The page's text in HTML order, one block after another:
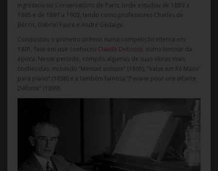
ingressou no Conservatório de Paris, onde estudou de 1889 a
1895 e de 1897 a 1903, tendo como professores Charles de
Bériot, Gabriel Fauré e André Gédalge.
Conquistou o primeiro prêmio numa competição interna em
1891, fase em que conheceu Claude Debussy, outro luminar da
época. Nesse período, compôs algumas de suas obras mais
conhecidas, incluindo “Menuet antique” (1895), “Valse em Ré Maior
para piano” (1898) e a também famosa “Pavane pour une Infante
Défunte” (1899).